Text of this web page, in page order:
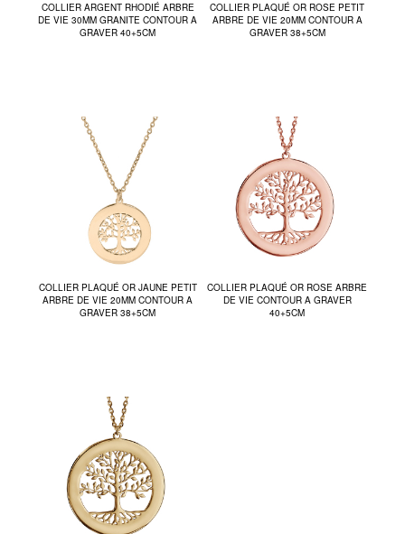
COLLIER ARGENT RHODIÉ ARBRE
DE VIE 30MM GRANITE CONTOUR A
GRAVER 40+5CM
COLLIER PLAQUÉ OR ROSE PETIT
ARBRE DE VIE 20MM CONTOUR A
GRAVER 38+5CM
COLLIER PLAQUÉ OR JAUNE PETIT
ARBRE DE VIE 20MM CONTOUR A
GRAVER 38+5CM
COLLIER PLAQUÉ OR ROSE ARBRE
DE VIE CONTOUR A GRAVER
40+5CM